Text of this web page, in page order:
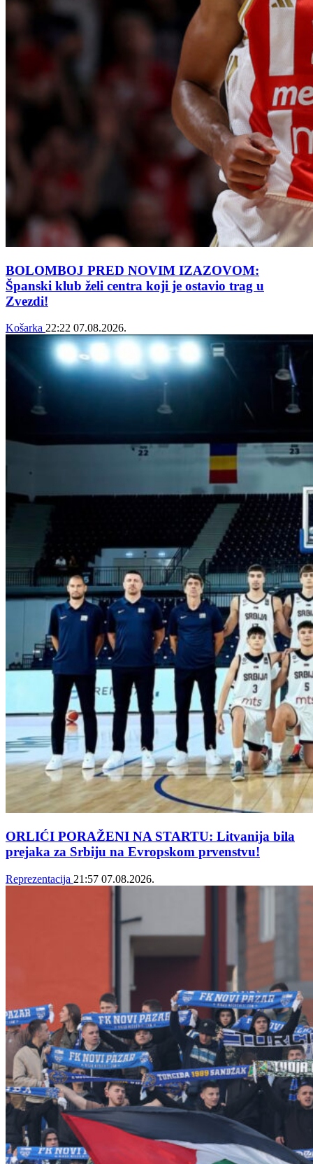
BOLOMBOJ PRED NOVIM IZAZOVOM:
Španski klub želi centra koji je ostavio trag u
Zvezdi!
Košarka 22:22 07.08.2026.
ORLIĆI PORAŽENI NA STARTU: Litvanija bila
prejaka za Srbiju na Evropskom prvenstvu!
Reprezentacija 21:57 07.08.2026.